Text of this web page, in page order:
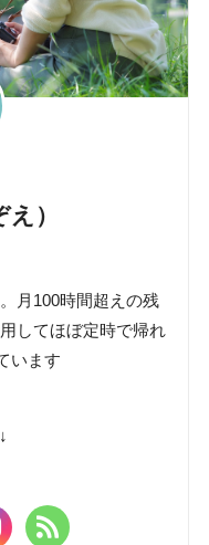
）
月100時間超えの残
してほぼ定時で帰れ
います